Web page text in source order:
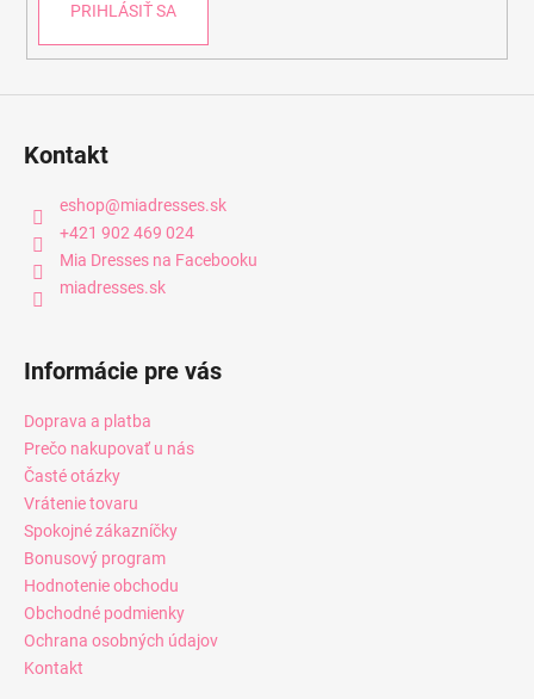
PRIHLÁSIŤ SA
Kontakt
eshop@miadresses.sk
+421 902 469 024
Mia Dresses na Facebooku
miadresses.sk
Informácie pre vás
Doprava a platba
Prečo nakupovať u nás
Časté otázky
Vrátenie tovaru
Spokojné zákazníčky
Bonusový program
Hodnotenie obchodu
Obchodné podmienky
Ochrana osobných údajov
Kontakt